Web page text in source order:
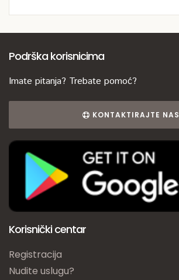
Podrška korisnicima
Imate pitanja? Trebate pomoć?
KONTAKTIRAJTE NAS
Korisnički centar
Registracija
Nudite uslugu?